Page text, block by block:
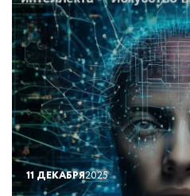
11 ДЕКАБРЯ2025